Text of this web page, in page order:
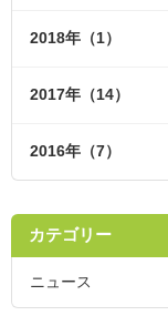
2018年（1）
2017年（14）
2016年（7）
カテゴリー
ニュース